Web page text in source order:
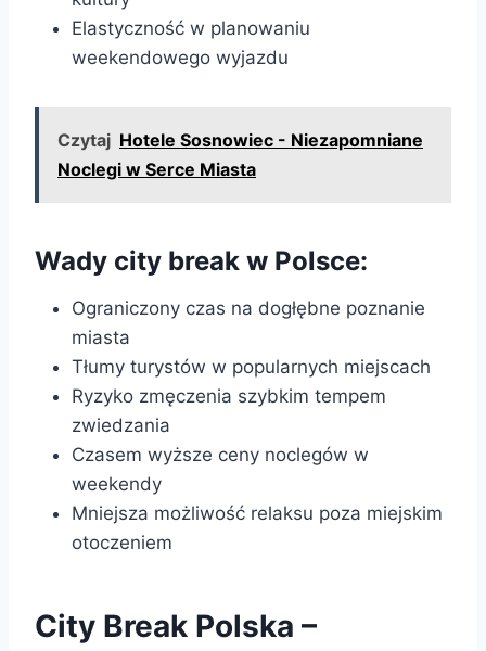
Elastyczność w planowaniu
weekendowego wyjazdu
Czytaj Hotele Sosnowiec - Niezapomniane
Noclegi w Serce Miasta
Wady city break w Polsce:
Ograniczony czas na dogłębne poznanie
miasta
Tłumy turystów w popularnych miejscach
Ryzyko zmęczenia szybkim tempem
zwiedzania
Czasem wyższe ceny noclegów w
weekendy
Mniejsza możliwość relaksu poza miejskim
otoczeniem
City Break Polska –